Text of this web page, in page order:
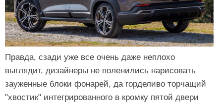
Правда, сзади уже все очень даже неплохо
выглядит, дизайнеры не поленились нарисовать
зауженные блоки фонарей, да горделиво торчащий
"хвостик" интегрированного в кромку пятой двери